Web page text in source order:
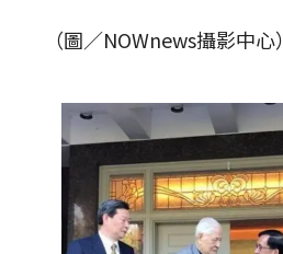
（圖／NOWnews攝影中心）